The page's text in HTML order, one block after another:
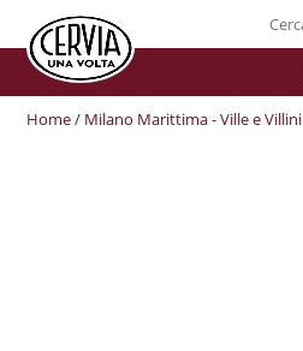
Home/ Milano Marittima - Ville e Villini